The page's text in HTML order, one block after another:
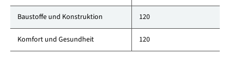
Baustoffe und Konstruktion 120
Komfort und Gesundheit 120